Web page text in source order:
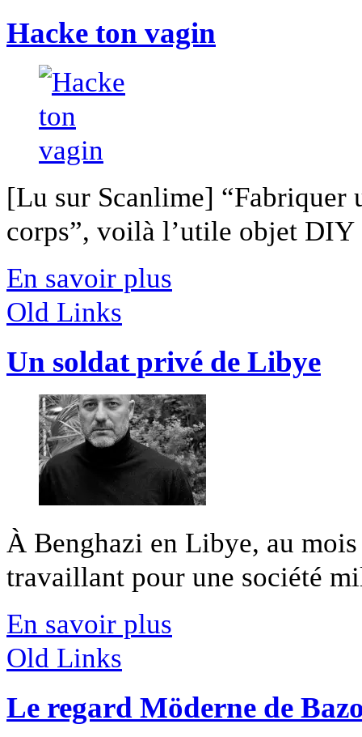
Hacke ton vagin
[Lu sur Scanlime] “Fabriquer
corps”, voilà l’utile objet
En savoir plus
Old Links
Un soldat privé de Libye
À Benghazi en Libye, au
travaillant pour une société
En savoir plus
Old Links
Le regard Möderne de